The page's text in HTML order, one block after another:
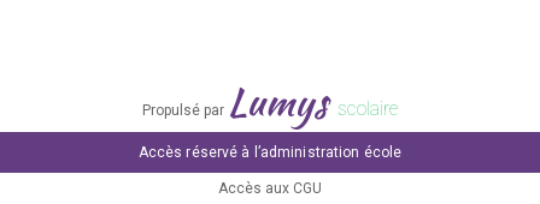
Propulsé par Lumys scolaire
Accès réservé à l’administration école
Accès aux CGU